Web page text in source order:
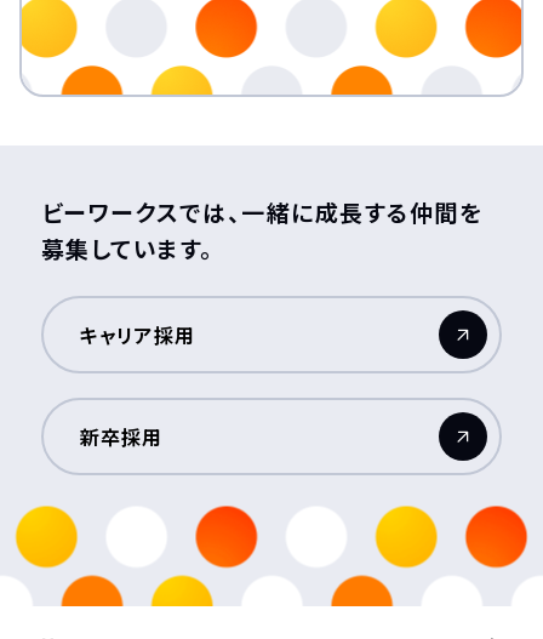
ビーワークスでは、一緒に成長する仲間を
募集しています。
キャリア採用
（新しいウィンドウが開きます）
新卒採用
（新しいウィンドウが開きます）